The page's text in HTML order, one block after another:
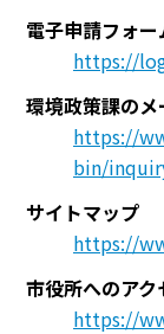
電子申請フォー
https://
環境政策課の
https://
bin/
サイトマップ
https://
市役所へのアク
https://